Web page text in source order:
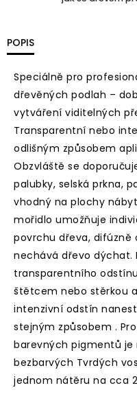
POPIS
Speciálně pro
dřevěných podlah –
vytváření viditelných
Transparentní nebo
odlišným způsobem
Obzvláště se
palubky, selská prkna,
vhodný na plochy
mořidlo umožňuje
povrchu dřeva, difúzně
nechává dřevo dýchat.
transparentního
štětcem nebo stěrkou
intenzivní odstín
stejným způsobem .
barevných pigmentů
bezbarvých Tvrdých
jednom nátěru na cca